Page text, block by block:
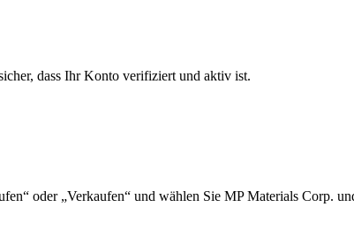
dass Ihr Konto verifiziert und aktiv ist.
oder „Verkaufen“ und wählen Sie MP Materials Corp.